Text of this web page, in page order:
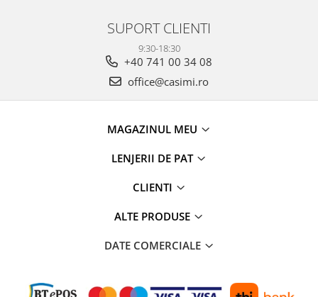
SUPORT CLIENTI
9:30-18:30
+40 741 00 34 08
office@casimi.ro
MAGAZINUL MEU
LENJERII DE PAT
CLIENTI
ALTE PRODUSE
DATE COMERCIALE